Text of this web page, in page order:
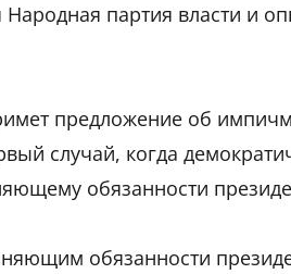
партия власти и
предложение об
случай, когда
обязанности
обязанности